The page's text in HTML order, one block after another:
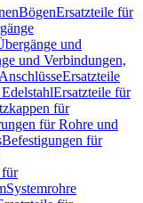
BögenErsatzteile für
und
und Verbindungen,
AnschlüsseErsatzteile
Ersatzteile für
für
für Rohre und
Befestigungen für
für
Systemrohre